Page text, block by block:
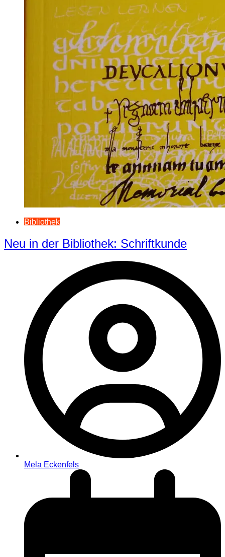
Bibliothek
Neu in der Bibliothek: Schriftkunde
Mela Eckenfels